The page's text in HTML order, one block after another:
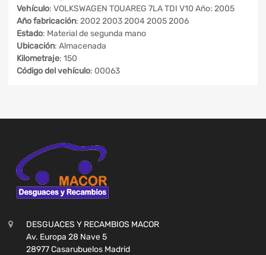
Vehículo: VOLKSWAGEN TOUAREG 7LA TDI V10 Año: 2005
Año fabricación: 2002 2003 2004 2005 2006
Estado: Material de segunda mano
Ubicación: Almacenada
Kilometraje: 150
Código del vehículo: 00063
DESGUACES Y RECAMBIOS MACOR
Av. Europa 28 Nave 5
28977 Casarubuelos Madrid